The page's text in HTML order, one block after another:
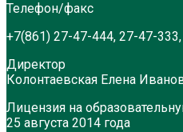
Телефон/факс
+7(861) 27-47-444, 27-47-
Директор
Колонтаевская Елена
Лицензия на
25 августа 2014 года